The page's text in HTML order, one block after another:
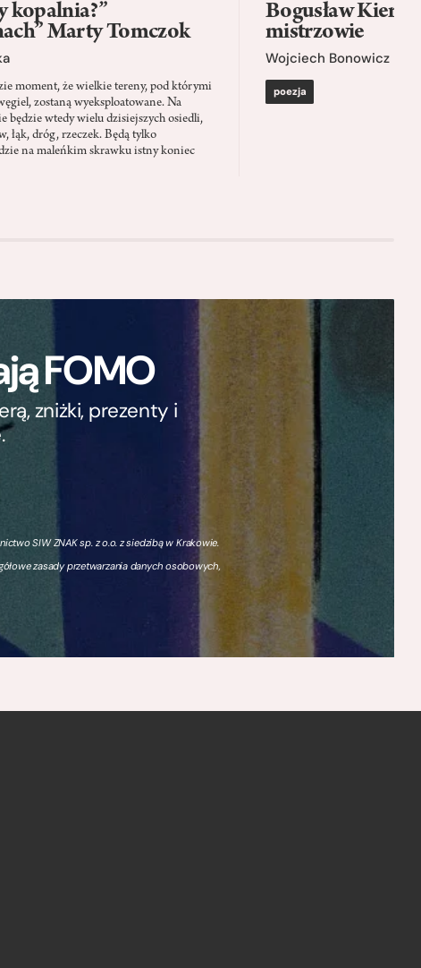
kopalnia?”
Marty Tomczok
moment, że wielkie tereny, pod którymi
zostaną wyeksploatowane. Na
będzie wtedy wielu dzisiejszych osiedli,
łąk, dróg, rzeczek. Będą tylko
na maleńkim skrawku istny koniec
Bogusław Kierc
mistrzowie
Wojciech Bonowicz
poezja
FOMO
zniżki, prezenty i
SIW ZNAK sp. z o.o. z siedzibą w Krakowie.
zasady przetwarzania danych osobowych,